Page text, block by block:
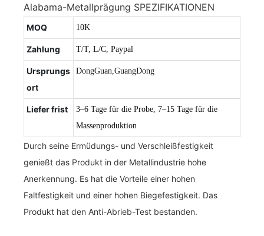
Alabama-Metallprägung SPEZIFIKATIONEN
MOQ 10K
Zahlung T/T, L/C, Paypal
Ursprungs
ort
DongGuan,GuangDong
Liefer frist
3–6 Tage für die Probe, 7–15 Tage für die
Massenproduktion
Durch seine Ermüdungs- und Verschleißfestigkeit
genießt das Produkt in der Metallindustrie hohe
Anerkennung. Es hat die Vorteile einer hohen
Faltfestigkeit und einer hohen Biegefestigkeit. Das
Produkt hat den Anti-Abrieb-Test bestanden.